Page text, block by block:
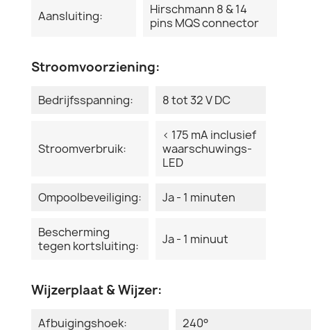
Aansluiting:
Hirschmann 8 & 14
pins MQS connector
Stroomvoorziening:
Bedrijfsspanning: 8 tot 32 V DC
Stroomverbruik:
< 175 mA inclusief
waarschuwings-
LED
Ompoolbeveiliging: Ja - 1 minuten
Bescherming
tegen kortsluiting:
Ja - 1 minuut
Wijzerplaat & Wijzer:
Afbuigingshoek: 240°